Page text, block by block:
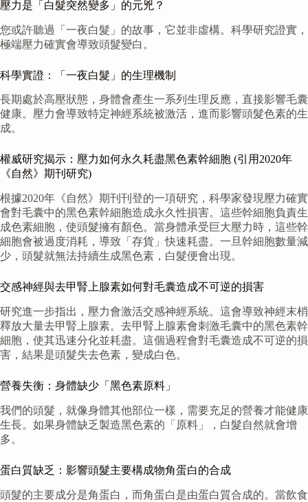
壓力是「白髮突然變多」的元兇？
您或許聽過「一夜白髮」的故事，它並非虛構。科學研究證實，
極端壓力確實會導致頭髮變白。
科學實證：「一夜白髮」的生理機制
長期處於高壓狀態，身體會產生一系列生理反應，直接影響毛囊
健康。壓力會導致特定神經系統被激活，進而影響頭髮色素的生
成。
權威研究揭示：壓力如何永久耗盡黑色素幹細胞 (引用2020年
《自然》期刊研究)
根據2020年《自然》期刊刊登的一項研究，科學家發現壓力確實
會對毛囊中的黑色素幹細胞造成永久性損害。這些幹細胞負責生
成色素細胞，使頭髮擁有顏色。當身體承受巨大壓力時，這些幹
細胞會被過度消耗，導致「存貨」快速耗盡。一旦幹細胞數量減
少，頭髮就無法持續生成黑色素，白髮便會出現。
交感神經與去甲腎上腺素如何對毛囊造成不可逆的損害
研究進一步指出，壓力會激活交感神經系統。這會導致神經末梢
釋放大量去甲腎上腺素。去甲腎上腺素會刺激毛囊中的黑色素幹
細胞，使其迅速分化並耗盡。這個過程會對毛囊造成不可逆的損
害，結果是頭髮失去色素，變成白色。
營養失衡：身體缺少「黑色素原料」
我們的頭髮，就像身體其他部位一樣，需要充足的營養才能健康
生長。如果身體缺乏製造黑色素的「原料」，白髮自然就會增
多。
蛋白質缺乏：影響頭髮主要構成物角蛋白的合成
頭髮的主要成分是角蛋白，而角蛋白是由蛋白質合成的。當飲食